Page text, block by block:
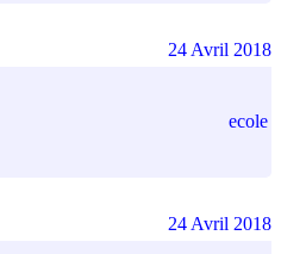
ecole
24 Avril 2018
24 Avril 2018